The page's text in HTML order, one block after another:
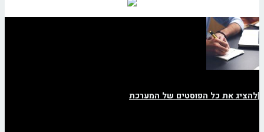
|להציג את כל הפוסטים של המערכת